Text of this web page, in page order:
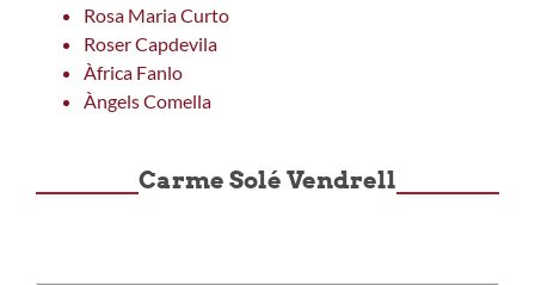
Rosa Maria Curto
Roser Capdevila
Àfrica Fanlo
Àngels Comella
Carme Solé Vendrell